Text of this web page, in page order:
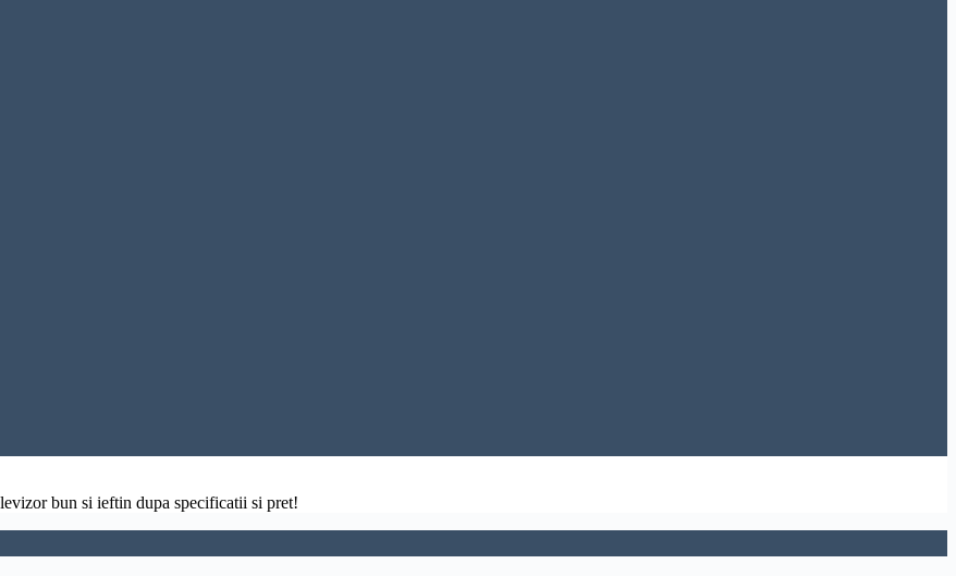
bun si ieftin dupa specificatii si pret!